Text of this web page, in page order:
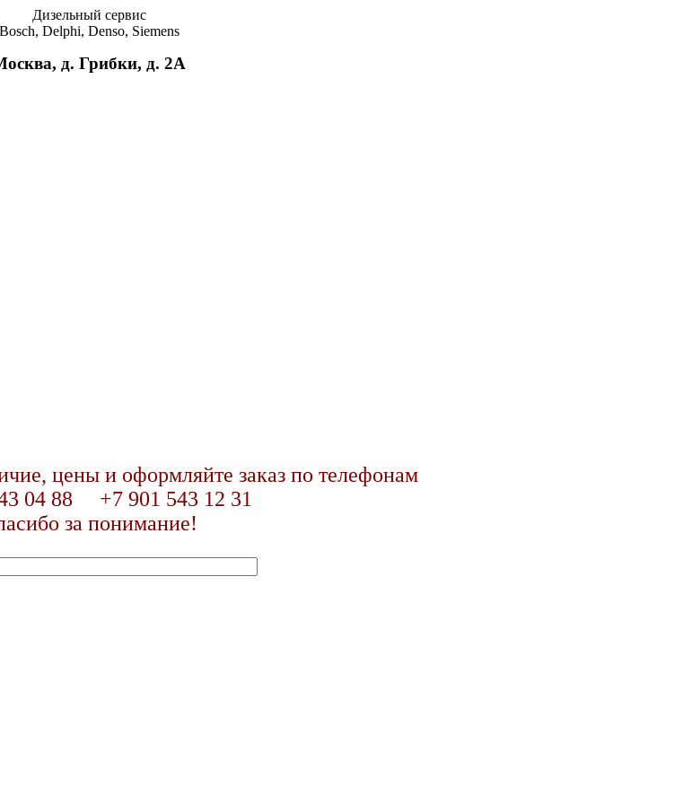
Дизельный сервис
Bosch, Delphi, Denso, Siemens
д. Грибки, д. 2A
цены и оформляйте заказ по телефонам
04 88 +7 901 543 12 31
за понимание!